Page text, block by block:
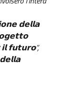
𝗱𝗲𝗹𝗹𝗮
𝗳𝘂𝘁𝘂𝗿𝗼”,